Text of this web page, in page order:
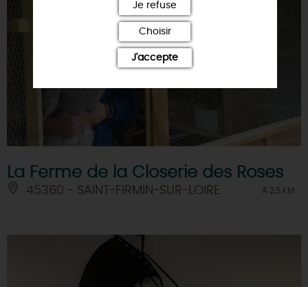
La Ferme de la Closerie des Roses
45360 - SAINT-FIRMIN-SUR-LOIRE À 2.5 KM
Je refuse
Choisir
J'accepte